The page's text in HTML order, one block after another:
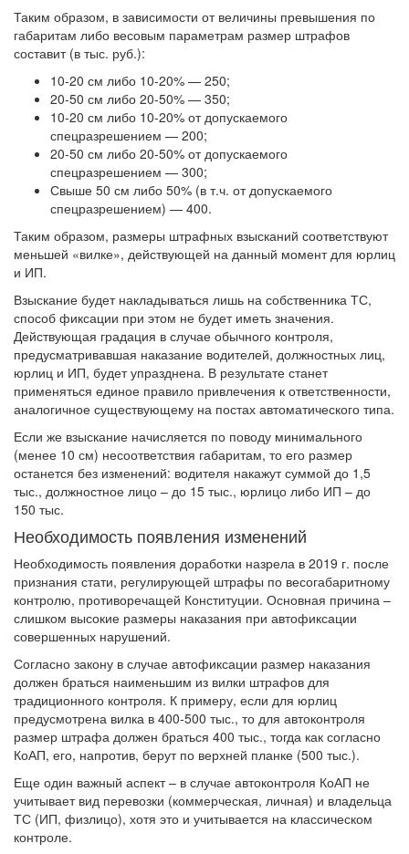
Таким образом, в зависимости от величины превышения по
габаритам либо весовым параметрам размер штрафов
составит (в тыс. руб.):
10-20 см либо 10-20% — 250;
20-50 см либо 20-50% — 350;
10-20 см либо 10-20% от допускаемого
спецразрешением — 200;
20-50 см либо 20-50% от допускаемого
спецразрешением — 300;
Свыше 50 см либо 50% (в т.ч. от допускаемого
спецразрешением) — 400.
Таким образом, размеры штрафных взысканий соответствуют
меньшей «вилке», действующей на данный момент для юрлиц
и ИП.
Взыскание будет накладываться лишь на собственника ТС,
способ фиксации при этом не будет иметь значения.
Действующая градация в случае обычного контроля,
предусматривавшая наказание водителей, должностных лиц,
юрлиц и ИП, будет упразднена. В результате станет
применяться единое правило привлечения к ответственности,
аналогичное существующему на постах автоматического типа.
Если же взыскание начисляется по поводу минимального
(менее 10 см) несоответствия габаритам, то его размер
останется без изменений: водителя накажут суммой до 1,5
тыс., должностное лицо – до 15 тыс., юрлицо либо ИП – до
150 тыс.
Необходимость появления изменений
Необходимость появления доработки назрела в 2019 г. после
признания стати, регулирующей штрафы по весогабаритному
контролю, противоречащей Конституции. Основная причина –
слишком высокие размеры наказания при автофиксации
совершенных нарушений.
Согласно закону в случае автофиксации размер наказания
должен браться наименьшим из вилки штрафов для
традиционного контроля. К примеру, если для юрлиц
предусмотрена вилка в 400-500 тыс., то для автоконтроля
размер штрафа должен браться 400 тыс., тогда как согласно
КоАП, его, напротив, берут по верхней планке (500 тыс.).
Еще один важный аспект – в случае автоконтроля КоАП не
учитывает вид перевозки (коммерческая, личная) и владельца
ТС (ИП, физлицо), хотя это и учитывается на классическом
контроле.